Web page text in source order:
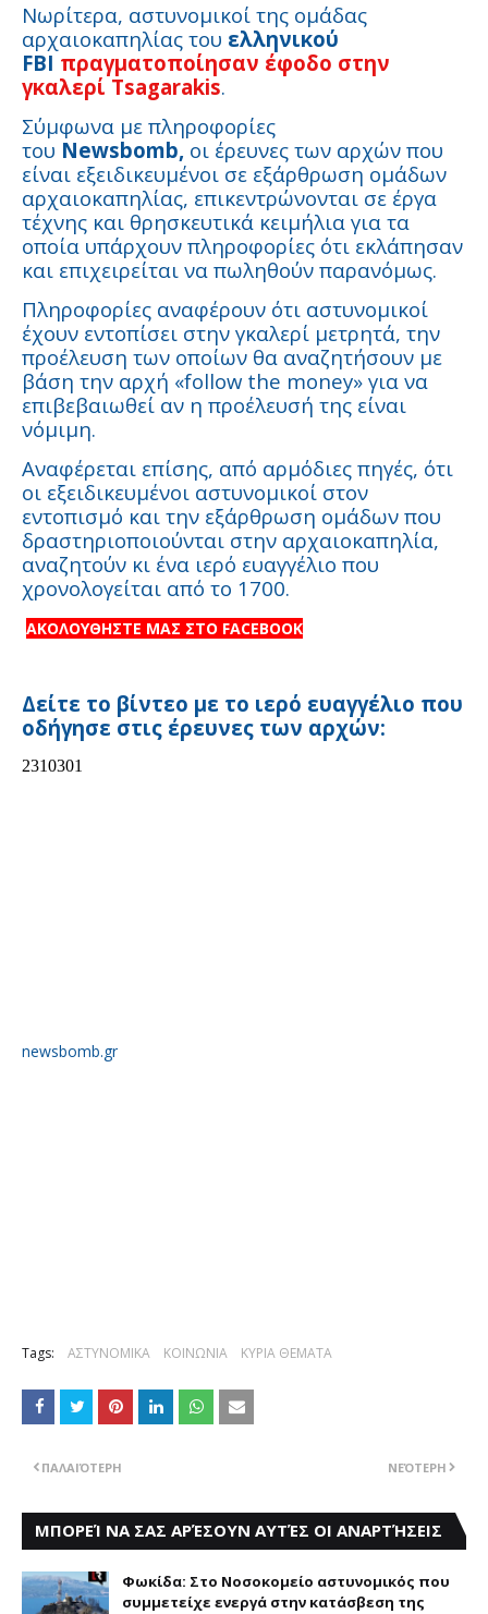
Νωρίτερα, αστυνομικοί της ομάδας
αρχαιοκαπηλίας του ελληνικού
FBI πραγματοποίησαν έφοδο στην
γκαλερί Tsagarakis.
Σύμφωνα με πληροφορίες
του Newsbomb, οι έρευνες των αρχών που
είναι εξειδικευμένοι σε εξάρθρωση ομάδων
αρχαιοκαπηλίας, επικεντρώνονται σε έργα
τέχνης και θρησκευτικά κειμήλια για τα
οποία υπάρχουν πληροφορίες ότι εκλάπησαν
και επιχειρείται να πωληθούν παρανόμως.
Πληροφορίες αναφέρουν ότι αστυνομικοί
έχουν εντοπίσει στην γκαλερί μετρητά, την
προέλευση των οποίων θα αναζητήσουν με
βάση την αρχή «follow the money» για να
επιβεβαιωθεί αν η προέλευσή της είναι
νόμιμη.
Αναφέρεται επίσης, από αρμόδιες πηγές, ότι
οι εξειδικευμένοι αστυνομικοί στον
εντοπισμό και την εξάρθρωση ομάδων που
δραστηριοποιούνται στην αρχαιοκαπηλία,
αναζητούν κι ένα ιερό ευαγγέλιο που
χρονολογείται από το 1700.
ΑΚΟΛΟΥΘΗΣΤΕ ΜΑΣ ΣΤΟ FACEBOOK
Δείτε το βίντεο με το ιερό ευαγγέλιο που
οδήγησε στις έρευνες των αρχών:
newsbomb.gr
Tags: ΑΣΤΥΝΟΜΙΚΑ ΚΟΙΝΩΝΙΑ ΚΥΡΙΑ ΘΕΜΑΤΑ
ΝΕΌΤΕΡΗ
ΠΑΛΑΙΌΤΕΡΗ
ΜΠΟΡΕΊ ΝΑ ΣΑΣ ΑΡΈΣΟΥΝ ΑΥΤΈΣ ΟΙ ΑΝΑΡΤΉΣΕΙΣ
Φωκίδα: Στο Νοσοκομείο αστυνομικός που
συμμετείχε ενεργά στην κατάσβεση της